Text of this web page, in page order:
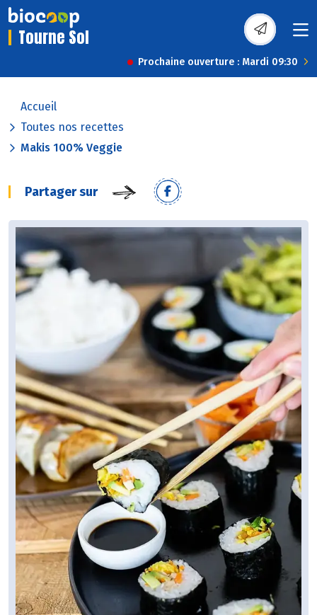
Tourne Sol
Prochaine ouverture : Mardi 09:30
Accueil
Toutes nos recettes
Makis 100% Veggie
Partager sur